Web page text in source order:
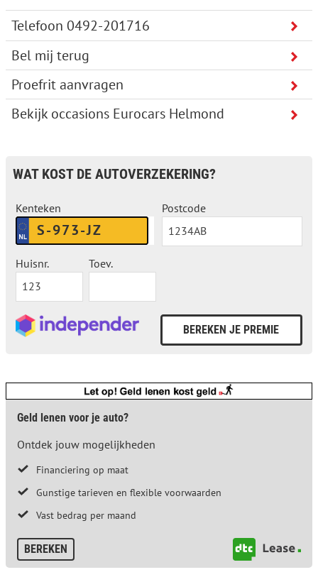
Bel mij terug
Proefrit aanvragen
Bekijk occasions Eurocars Helmond
WAT KOST DE AUTOVERZEKERING?
Kenteken Postcode
Huisnr. Toev.
Geld lenen voor je auto?
Ontdek jouw mogelijkheden
Financiering op maat
Gunstige tarieven en flexible voorwaarden
Vast bedrag per maand
BEREKEN